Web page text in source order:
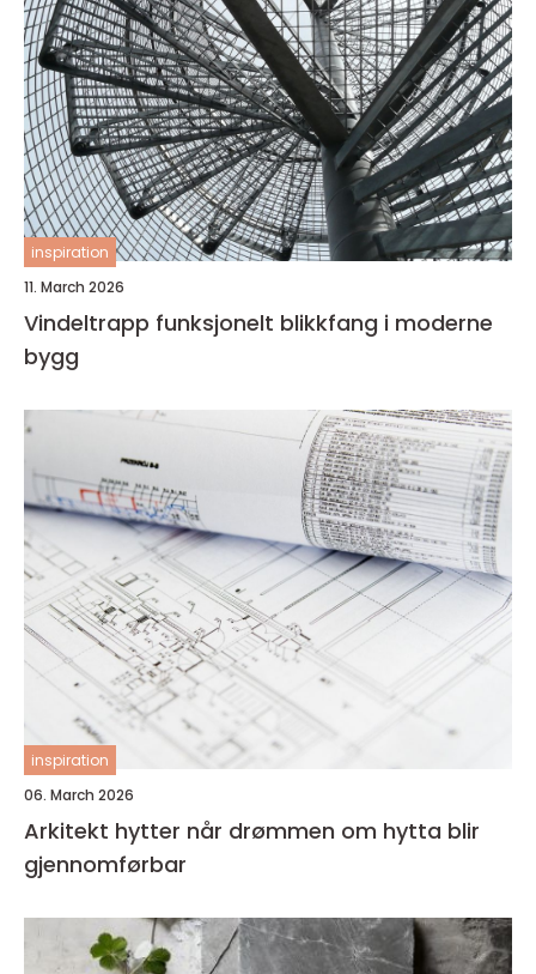
inspiration
11. March 2026
Vindeltrapp funksjonelt blikkfang i moderne
bygg
inspiration
06. March 2026
Arkitekt hytter når drømmen om hytta blir
gjennomførbar